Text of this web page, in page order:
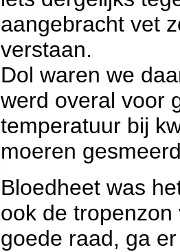
aangebracht vet
verstaan.
Dol waren we
werd overal voor
temperatuur bij
moeren
Bloedheet was
ook de
goede raad, ga